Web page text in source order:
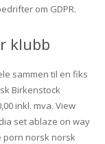
om GDPR.
klubb
sammen til en fiks
Birkenstock
inkl. mva. View
set ablaze on way
porn norsk norsk